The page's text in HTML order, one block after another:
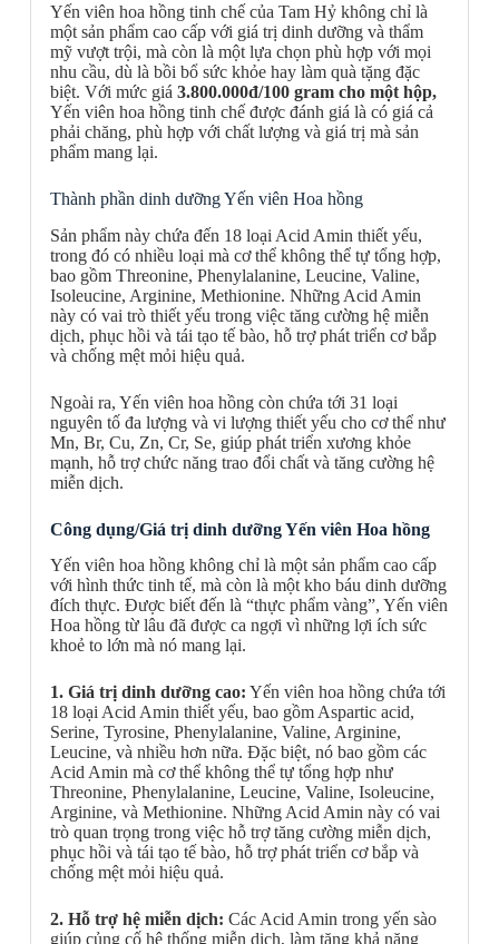
Yến viên hoa hồng tinh chế của Tam Hỷ không chỉ là
một sản phẩm cao cấp với giá trị dinh dưỡng và thẩm
mỹ vượt trội, mà còn là một lựa chọn phù hợp với mọi
nhu cầu, dù là bồi bổ sức khỏe hay làm quà tặng đặc
biệt. Với mức giá 3.800.000đ/100 gram cho một hộp,
Yến viên hoa hồng tinh chế được đánh giá là có giá cả
phải chăng, phù hợp với chất lượng và giá trị mà sản
phẩm mang lại.
Thành phần dinh dưỡng Yến viên Hoa hồng
Sản phẩm này chứa đến 18 loại Acid Amin thiết yếu,
trong đó có nhiều loại mà cơ thể không thể tự tổng hợp,
bao gồm Threonine, Phenylalanine, Leucine, Valine,
Isoleucine, Arginine, Methionine. Những Acid Amin
này có vai trò thiết yếu trong việc tăng cường hệ miễn
dịch, phục hồi và tái tạo tế bào, hỗ trợ phát triển cơ bắp
và chống mệt mỏi hiệu quả.
Ngoài ra, Yến viên hoa hồng còn chứa tới 31 loại
nguyên tố đa lượng và vi lượng thiết yếu cho cơ thể như
Mn, Br, Cu, Zn, Cr, Se, giúp phát triển xương khỏe
mạnh, hỗ trợ chức năng trao đổi chất và tăng cường hệ
miễn dịch.
Công dụng/Giá trị dinh dưỡng Yến viên Hoa hồng
Yến viên hoa hồng không chỉ là một sản phẩm cao cấp
với hình thức tinh tế, mà còn là một kho báu dinh dưỡng
đích thực. Được biết đến là “thực phẩm vàng”, Yến viên
Hoa hồng từ lâu đã được ca ngợi vì những lợi ích sức
khoẻ to lớn mà nó mang lại.
1. Giá trị dinh dưỡng cao: Yến viên hoa hồng chứa tới
18 loại Acid Amin thiết yếu, bao gồm Aspartic acid,
Serine, Tyrosine, Phenylalanine, Valine, Arginine,
Leucine, và nhiều hơn nữa. Đặc biệt, nó bao gồm các
Acid Amin mà cơ thể không thể tự tổng hợp như
Threonine, Phenylalanine, Leucine, Valine, Isoleucine,
Arginine, và Methionine. Những Acid Amin này có vai
trò quan trọng trong việc hỗ trợ tăng cường miễn dịch,
phục hồi và tái tạo tế bào, hỗ trợ phát triển cơ bắp và
chống mệt mỏi hiệu quả.
2. Hỗ trợ hệ miễn dịch: Các Acid Amin trong yến sào
giúp củng cố hệ thống miễn dịch, làm tăng khả năng